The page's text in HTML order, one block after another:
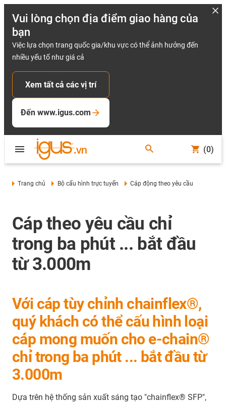
Vui lòng chọn địa điểm giao hàng của
bạn
Việc lựa chọn trang quốc gia/khu vực có thể ảnh hưởng đến
nhiều yếu tố như giá cả
Xem tất cả các vị trí
Đến www.igus.com
(0)
Trang chủ Bộ cấu hình trực tuyến Cáp động theo yêu cầu
Cáp theo yêu cầu chỉ
trong ba phút ... bắt đầu
từ 3.000m
Với cáp tùy chỉnh chainflex®,
quý khách có thể cấu hình loại
cáp mong muốn cho e-chain®
chỉ trong ba phút ... bắt đầu từ
3.000m
Dựa trên hệ thống sản xuất sáng tạo "chainflex® SFP",